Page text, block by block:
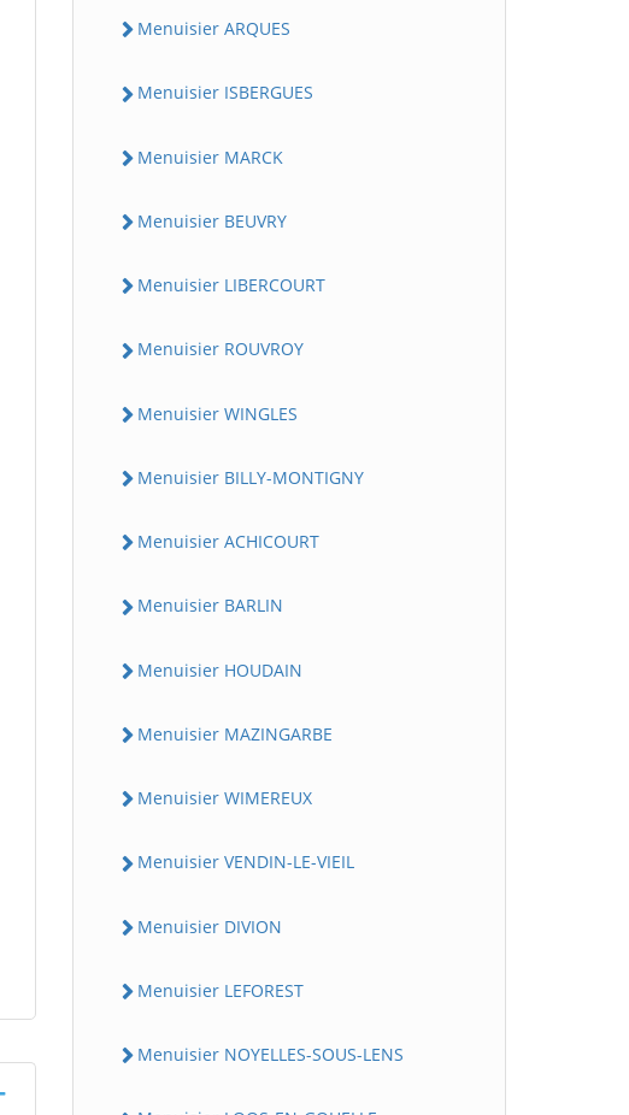
Menuisier ARQUES
Menuisier ISBERGUES
Menuisier MARCK
Menuisier BEUVRY
Menuisier LIBERCOURT
Menuisier ROUVROY
Menuisier WINGLES
Menuisier BILLY-MONTIGNY
Menuisier ACHICOURT
Menuisier BARLIN
Menuisier HOUDAIN
Menuisier MAZINGARBE
Menuisier WIMEREUX
Menuisier VENDIN-LE-VIEIL
Menuisier DIVION
Menuisier LEFOREST
Menuisier NOYELLES-SOUS-LENS